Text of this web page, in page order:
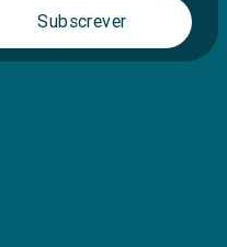
Subscrever